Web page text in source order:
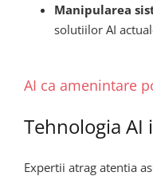
Manipularea
solutiilor AI
AI ca amenintare
Tehnologia
Expertii atrag atentia